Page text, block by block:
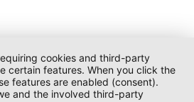
cookies and third-party
certain features. When you click the
features are enabled (consent).
and the involved third-party